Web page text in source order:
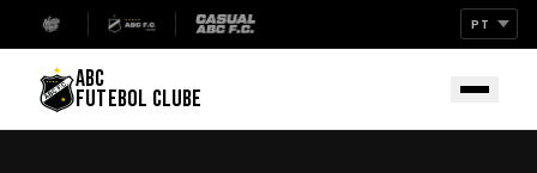
ABC
FUTEBOL CLUBE